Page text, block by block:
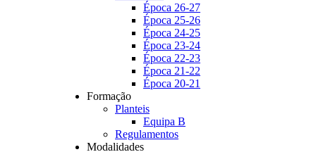
Época 26-27
Época 25-26
Época 24-25
Época 23-24
Época 22-23
Época 21-22
Época 20-21
Formação
Planteis
Equipa B
Regulamentos
Modalidades